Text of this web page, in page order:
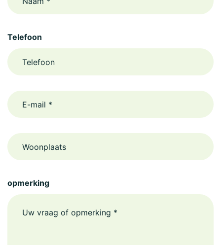
Telefoon
email
Woonplaats
opmerking